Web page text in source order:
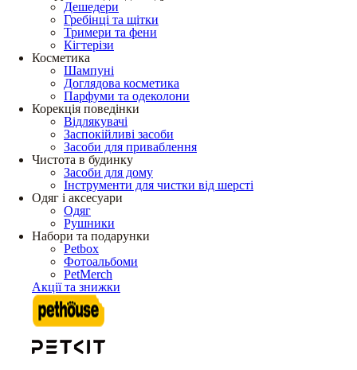
Дешедери
Гребінці та щітки
Тримери та фени
Кігтерізи
Косметика
Шампуні
Доглядова косметика
Парфуми та одеколони
Корекція поведінки
Відлякувачі
Заспокійливі засоби
Засоби для приваблення
Чистота в будинку
Засоби для дому
Інструменти для чистки від шерсті
Одяг і аксесуари
Одяг
Рушники
Набори та подарунки
Petbox
Фотоальбоми
PetMerch
Акції та знижки